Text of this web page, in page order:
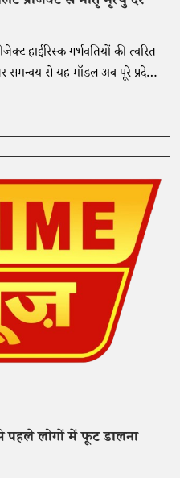
हाईरिस्क गर्भवतियों की त्वरित
से यह मॉडल अब पूरे प्रदेश
पहले लोगों में फूट डालना